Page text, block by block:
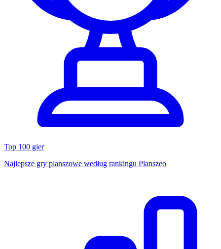
Top 100 gier
Najlepsze gry planszowe według rankingu Planszeo